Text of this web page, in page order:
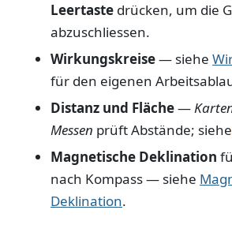
Leertaste drücken, um die
abzuschliessen.
Wirkungskreise— siehe
für den eigenen
Distanz und Fläche—
Messen prüft Abstände; siehe
Magnetische Deklination
nach Kompass — siehe
Deklination.